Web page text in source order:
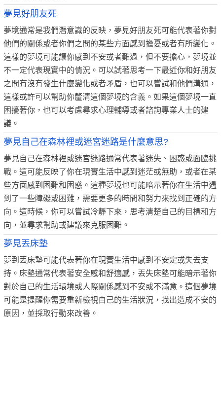
夢見好朋友死
夢境通常是我們潛意識的反映，夢見好朋友死可能代表著你對
他們的關係或者你們之間的某些方面感到擔憂或者有所變化。
這樣的夢境可能讓你感到不安或者難過，但不要擔心，夢境並
不一定代表現實中的情況。可以試著思考一下最近你和好朋友
之間有沒有發生什麼變化或者矛盾，也可以嘗試和他們溝通，
這樣或許可以幫助你釐清這個夢境的含義。如果這個夢境一直
困擾著你，也可以考慮尋求心理輔導或者諮詢專業人士的建
議。
夢見自己在森林裡或迷宮迷路是什麼意思?
夢見自己在森林裡或迷宮迷路通常代表著迷失、困惑或面臨挑
戰。這可能反映了你在現實生活中感到迷茫或無助，或者在某
些方面感到困難和困惑。這種夢境也可能暗示著你在生活中遇
到了一些障礙或困難，需要更多的時間和努力來找到正確的方
向。這時候，你可以嘗試冷靜下來，思考清楚自己的目標和方
向，並尋求幫助或建議來克服困難。
夢見丟床墊
夢到丟床墊可能代表著你在現實生活中感到不安定或失去支
持。床墊通常代表著安全感和舒適感，丟失床墊可能暗示著你
對於自己的生活環境或人際關係感到不安或不滿意。這個夢境
可能是提醒你需要重新檢視自己的生活狀況，找出造成不安的
原因，並採取行動來改善。